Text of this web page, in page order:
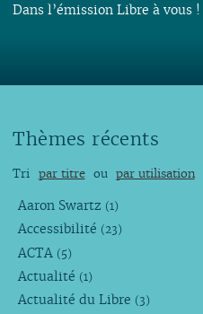
Dans l’émission Libre à vous
Thèmes récents
Tri par titre ou par utilisation
Aaron Swartz (1)
Accessibilité (23)
ACTA (5)
Actualité (1)
Actualité du Libre (3)